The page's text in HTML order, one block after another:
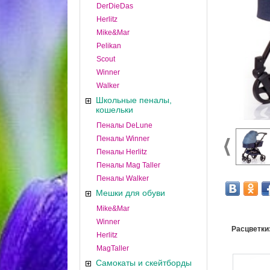
DerDieDas
Herlitz
Mike&Mar
Pelikan
Scout
Winner
Walker
Школьные пеналы,
кошельки
Пеналы DeLune
Пеналы Winner
Пеналы Herlitz
Пеналы Mag Taller
Пеналы Walker
Мешки для обуви
Mike&Mar
Winner
Herlitz
MagTaller
Самокаты и скейтборды